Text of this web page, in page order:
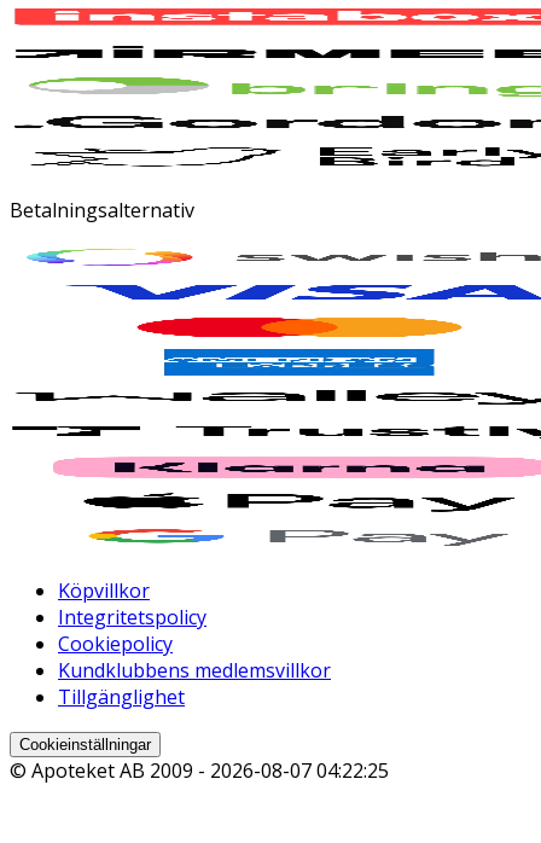
Betalningsalternativ
Köpvillkor
Integritetspolicy
Cookiepolicy
Kundklubbens medlemsvillkor
Tillgänglighet
Cookieinställningar
© Apoteket AB 2009 - 2026-08-07 04:22:25